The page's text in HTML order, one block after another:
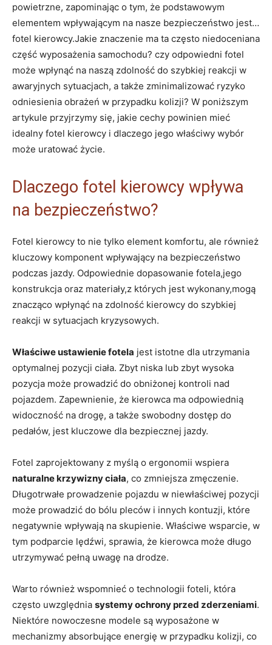
powietrzne, zapominając o tym, że podstawowym
elementem wpływającym ⁢na nasze bezpieczeństwo​ jest…
fotel kierowcy.Jakie znaczenie ma ta często niedoceniana
część⁤ wyposażenia samochodu? czy odpowiedni fotel
może wpłynąć na naszą zdolność do szybkiej reakcji w
awaryjnych sytuacjach, a także zminimalizować ryzyko
odniesienia obrażeń w przypadku kolizji? W poniższym
artykule⁢ przyjrzymy się, jakie cechy powinien mieć‍
idealny fotel kierowcy i dlaczego jego właściwy wybór
może uratować życie.
Dlaczego fotel kierowcy wpływa
na bezpieczeństwo?
Fotel kierowcy ‌to nie tylko element komfortu, ale również
kluczowy komponent wpływający na bezpieczeństwo‍
podczas ‌jazdy. Odpowiednie dopasowanie fotela,jego
konstrukcja oraz materiały,z których jest wykonany,mogą
znacząco wpłynąć na zdolność kierowcy do szybkiej‌
reakcji w⁤ sytuacjach kryzysowych.
Właściwe ustawienie fotela jest istotne dla utrzymania
optymalnej pozycji ciała. Zbyt niska lub zbyt wysoka
pozycja może prowadzić ​do obniżonej kontroli ‍nad
pojazdem. Zapewnienie, że‍ kierowca ma odpowiednią
widoczność na drogę, a także swobodny dostęp do
pedałów, jest kluczowe dla ​bezpiecznej jazdy.
Fotel zaprojektowany z myślą o ergonomii wspiera‌
naturalne krzywizny ciała, co zmniejsza zmęczenie.
Długotrwałe prowadzenie pojazdu w niewłaściwej pozycji
może prowadzić do bólu pleców i innych kontuzji, ​które
negatywnie wpływają na skupienie. Właściwe wsparcie, w
tym podparcie lędźwi, sprawia, że kierowca może długo
utrzymywać pełną uwagę na drodze.
Warto‌ również wspomnieć o technologii ⁣foteli, która
często uwzględnia‌ systemy ochrony⁢ przed zderzeniami.
Niektóre nowoczesne modele są wyposażone w
mechanizmy absorbujące energię w przypadku kolizji, co